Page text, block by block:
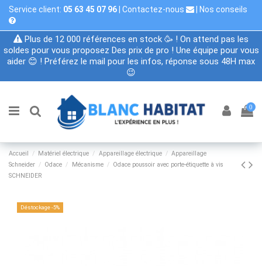
Service client: 05 63 45 07 96 Contactez-nous Nos conseils
Plus de 12 000 références en stock 🥳 ! On attend pas les
soldes pour vous proposez Des prix de pro ! Une équipe pour vous
aider 😊 ! Préférez le mail pour les infos, réponse sous 48H max
😉
0
Accueil Matériel électrique Appareillage électrique
Appareillage
Schneider
Odace Mécanisme
Odace poussoir avec porte-étiquette à vis
SCHNEIDER
Déstockage -5%